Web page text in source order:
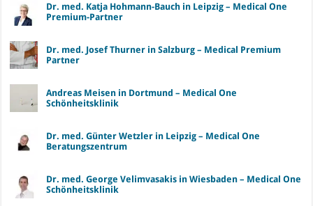
Dr. med. Katja Hohmann-Bauch in Leipzig – Medical One
Premium-Partner
Dr. med. Josef Thurner in Salzburg – Medical Premium
Partner
Andreas Meisen in Dortmund – Medical One
Schönheitsklinik
Dr. med. Günter Wetzler in Leipzig – Medical One
Beratungszentrum
Dr. med. George Velimvasakis in Wiesbaden – Medical One
Schönheitsklinik